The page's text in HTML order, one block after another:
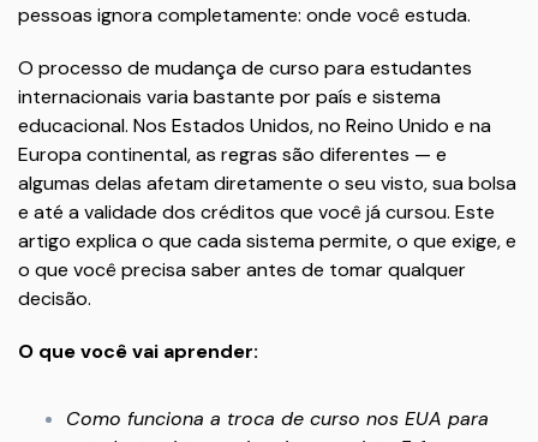
pessoas ignora completamente: onde você estuda.
O processo de mudança de curso para estudantes
internacionais varia bastante por país e sistema
educacional. Nos Estados Unidos, no Reino Unido e na
Europa continental, as regras são diferentes — e
algumas delas afetam diretamente o seu visto, sua bolsa
e até a validade dos créditos que você já cursou. Este
artigo explica o que cada sistema permite, o que exige, e
o que você precisa saber antes de tomar qualquer
decisão.
O que você vai aprender:
Como funciona a troca de curso nos EUA para